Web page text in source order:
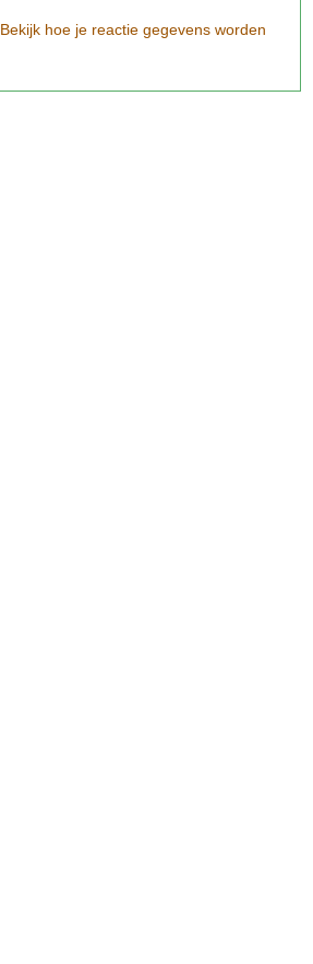
Bekijk hoe je reactie gegevens worden